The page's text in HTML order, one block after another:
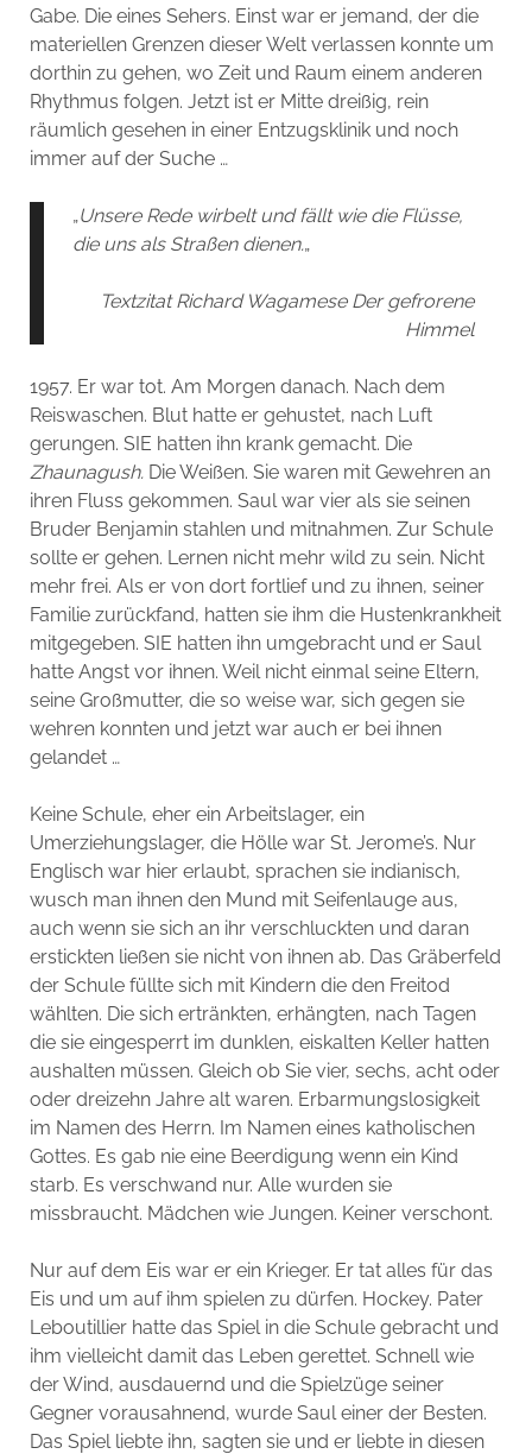
Gabe. Die eines Sehers. Einst war er jemand, der die
materiellen Grenzen dieser Welt verlassen konnte um
dorthin zu gehen, wo Zeit und Raum einem anderen
Rhythmus folgen. Jetzt ist er Mitte dreißig, rein
räumlich gesehen in einer Entzugsklinik und noch
immer auf der Suche …
„Unsere Rede wirbelt und fällt wie die Flüsse,
die uns als Straßen dienen.„
Textzitat Richard Wagamese Der gefrorene
Himmel
1957. Er war tot. Am Morgen danach. Nach dem
Reiswaschen. Blut hatte er gehustet, nach Luft
gerungen. SIE hatten ihn krank gemacht. Die
Zhaunagush.Die Weißen. Sie waren mit Gewehren an
ihren Fluss gekommen. Saul war vier als sie seinen
Bruder Benjamin stahlen und mitnahmen. Zur Schule
sollte er gehen. Lernen nicht mehr wild zu sein. Nicht
mehr frei. Als er von dort fortlief und zu ihnen, seiner
Familie zurückfand, hatten sie ihm die Hustenkrankheit
mitgegeben. SIE hatten ihn umgebracht und er Saul
hatte Angst vor ihnen. Weil nicht einmal seine Eltern,
seine Großmutter, die so weise war, sich gegen sie
wehren konnten und jetzt war auch er bei ihnen
gelandet …
Keine Schule, eher ein Arbeitslager, ein
Umerziehungslager, die Hölle war St. Jerome’s. Nur
Englisch war hier erlaubt, sprachen sie indianisch,
wusch man ihnen den Mund mit Seifenlauge aus,
auch wenn sie sich an ihr verschluckten und daran
erstickten ließen sie nicht von ihnen ab. Das Gräberfeld
der Schule füllte sich mit Kindern die den Freitod
wählten. Die sich ertränkten, erhängten, nach Tagen
die sie eingesperrt im dunklen, eiskalten Keller hatten
aushalten müssen. Gleich ob Sie vier, sechs, acht oder
oder dreizehn Jahre alt waren. Erbarmungslosigkeit
im Namen des Herrn. Im Namen eines katholischen
Gottes. Es gab nie eine Beerdigung wenn ein Kind
starb. Es verschwand nur. Alle wurden sie
missbraucht. Mädchen wie Jungen. Keiner verschont.
Nur auf dem Eis war er ein Krieger. Er tat alles für das
Eis und um auf ihm spielen zu dürfen. Hockey. Pater
Leboutillier hatte das Spiel in die Schule gebracht und
ihm vielleicht damit das Leben gerettet. Schnell wie
der Wind, ausdauernd und die Spielzüge seiner
Gegner vorausahnend, wurde Saul einer der Besten.
Das Spiel liebte ihn, sagten sie und er liebte in diesen